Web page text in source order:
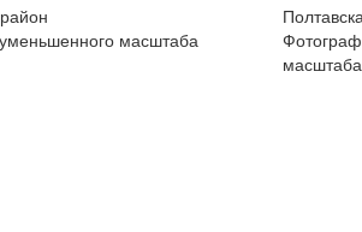
масштаба
масштаба